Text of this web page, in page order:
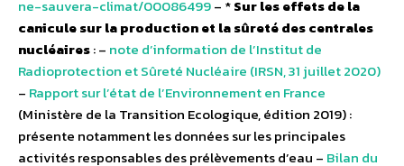
ne-sauvera-climat/00086499– *Sur les effets de la
canicule sur la production et la sûreté des centrales
nucléaires: – note d’information de l’Institut de
Radioprotection et Sûreté Nucléaire (IRSN, 31 juillet 2020)
– Rapport sur l’état de l’Environnement en France
(Ministère de la Transition Ecologique, édition 2019) :
présente notamment les données sur les principales
activités responsables des prélèvements d’eau – Bilan du